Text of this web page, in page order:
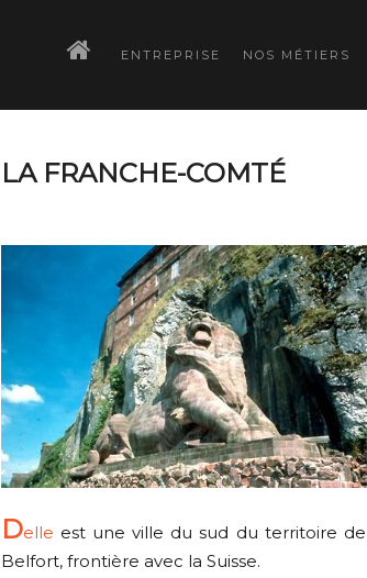
ENTREPRISE NOS MÉTIERS
LA FRANCHE-COMTÉ
Delle est une ville du sud du territoire de
Belfort, frontière avec la Suisse.